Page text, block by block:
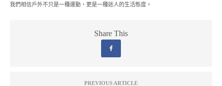
我們相信戶外不只是一種運動，更是一種迷人的生活態度。
Share This
PREVIOUS ARTICLE